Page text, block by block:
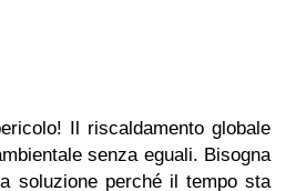
Il riscaldamento globale
senza eguali. Bisogna
soluzione perché il tempo sta